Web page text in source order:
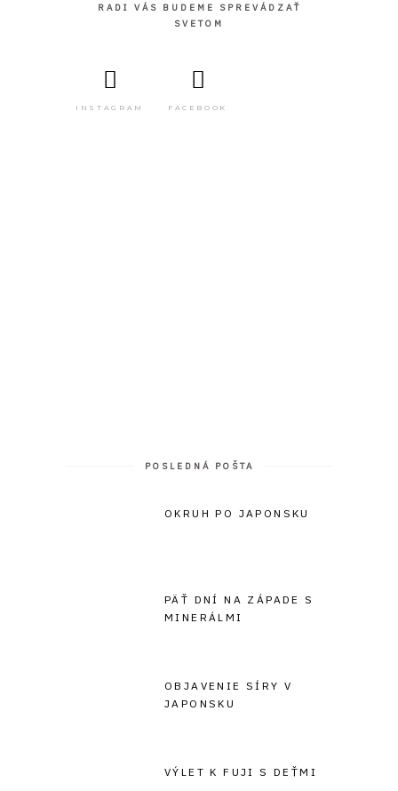
RADI VÁS BUDEME SPREVÁDZAŤ
SVETOM
INSTAGRAM FACEBOOK
POSLEDNÁ POŠTA
OKRUH PO JAPONSKU
PÄŤ DNÍ NA ZÁPADE S
MINERÁLMI
OBJAVENIE SÍRY V
JAPONSKU
VÝLET K FUJI S DEŤMI